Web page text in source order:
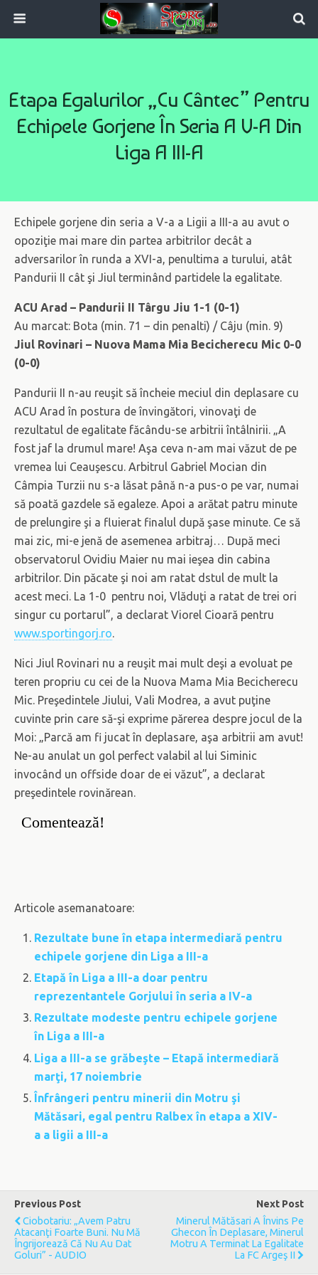
Etapa Egalurilor „cu Cântec” Pentru
Echipele Gorjene În Seria A V-A Din
Liga A III-A
Echipele gorjene din seria a V-a a Ligii a III-a au avut o
opoziţie mai mare din partea arbitrilor decât a
adversarilor în runda a XVI-a, penultima a turului, atât
Pandurii II cât şi Jiul terminând partidele la egalitate.
ACU Arad – Pandurii II Târgu Jiu 1-1 (0-1)
Au marcat: Bota (min. 71 – din penalti) / Câju (min. 9)
Jiul Rovinari – Nuova Mama Mia Becicherecu Mic 0-0
(0-0)
Pandurii II n-au reuşit să încheie meciul din deplasare cu
ACU Arad în postura de învingători, vinovaţi de
rezultatul de egalitate făcându-se arbitrii întâlnirii. „A
fost jaf la drumul mare! Aşa ceva n-am mai văzut de pe
vremea lui Ceauşescu. Arbitrul Gabriel Mocian din
Câmpia Turzii nu s-a lăsat până n-a pus-o pe var, numai
să poată gazdele să egaleze. Apoi a arătat patru minute
de prelungire şi a fluierat finalul după şase minute. Ce să
mai zic, mi-e jenă de asemenea arbitraj… După meci
observatorul Ovidiu Maier nu mai ieşea din cabina
arbitrilor. Din păcate şi noi am ratat dstul de mult la
acest meci. La 1-0 pentru noi, Vlăduţi a ratat de trei ori
singur cu portarul”, a declarat Viorel Cioară pentru
www.sportingorj.ro.
Nici Jiul Rovinari nu a reuşit mai mult deşi a evoluat pe
teren propriu cu cei de la Nuova Mama Mia Becicherecu
Mic. Preşedintele Jiului, Vali Modrea, a avut puţine
cuvinte prin care să-şi exprime părerea despre jocul de la
Moi: „Parcă am fi jucat în deplasare, aşa arbitrii am avut!
Ne-au anulat un gol perfect valabil al lui Siminic
invocând un offside doar de ei văzut”, a declarat
preşedintele rovinărean.
Comentează!
Articole asemanatoare:
Rezultate bune în etapa intermediară pentru
echipele gorjene din Liga a III-a
Etapă în Liga a III-a doar pentru
reprezentantele Gorjului în seria a IV-a
Rezultate modeste pentru echipele gorjene
în Liga a III-a
Liga a III-a se grăbeşte – Etapă intermediară
marţi, 17 noiembrie
Înfrângeri pentru minerii din Motru şi
Mătăsari, egal pentru Ralbex în etapa a XIV-
a a ligii a III-a
Previous Post
Ciobotariu: „Avem Patru
Atacanţi Foarte Buni. Nu Mă
Îngrijorează Că Nu Au Dat
Goluri” - AUDIO
Next Post
Minerul Mătăsari A Învins Pe
Ghecon În Deplasare, Minerul
Motru A Terminat La Egalitate
La FC Argeş II